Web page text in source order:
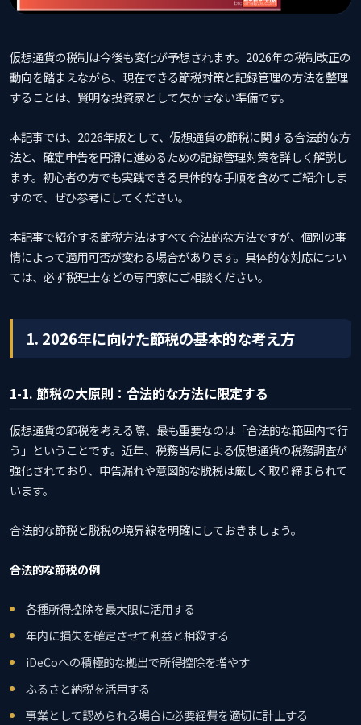
仮想通貨の税制は今後も変化が予想されます。2026年の税制改正の
動向を踏まえながら、現在できる節税対策と記録管理の方法を整理
することは、賢明な投資家として欠かせない準備です。
本記事では、2026年版として、仮想通貨の節税に関する合法的な方
法と、確定申告を円滑に進めるための記録管理対策を詳しく解説し
ます。初心者の方でも実践できる具体的な手順を含めてご紹介しま
すので、ぜひ参考にしてください。
本記事で紹介する節税方法はすべて合法的な方法ですが、個別の事
情によって適用可否が変わる場合があります。具体的な対応につい
ては、必ず税理士などの専門家にご相談ください。
1. 2026年に向けた節税の基本的な考え方
1-1. 節税の大原則：合法的な方法に限定する
仮想通貨の節税を考える際、最も重要なのは「合法的な範囲内で行
う」ということです。近年、税務当局による仮想通貨の税務調査が
強化されており、申告漏れや意図的な脱税は厳しく取り締まられて
います。
合法的な節税と脱税の境界線を明確にしておきましょう。
合法的な節税の例
各種所得控除を最大限に活用する
年内に損失を確定させて利益と相殺する
iDeCoへの積極的な拠出で所得控除を増やす
ふるさと納税を活用する
事業として認められる場合に必要経費を適切に計上する